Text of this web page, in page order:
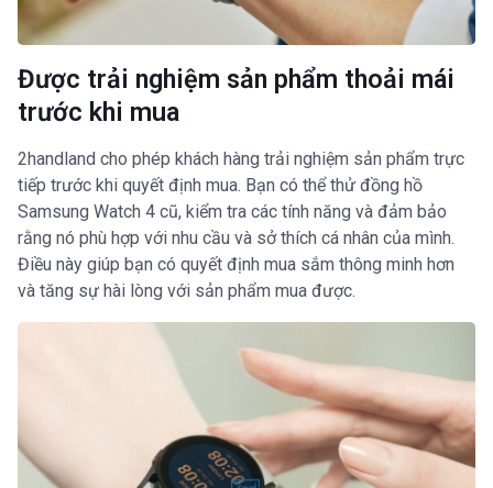
Được trải nghiệm sản phẩm thoải mái
trước khi mua
2handland cho phép khách hàng trải nghiệm sản phẩm trực
tiếp trước khi quyết định mua. Bạn có thể thử đồng hồ
Samsung Watch 4 cũ, kiểm tra các tính năng và đảm bảo
rằng nó phù hợp với nhu cầu và sở thích cá nhân của mình.
Điều này giúp bạn có quyết định mua sắm thông minh hơn
và tăng sự hài lòng với sản phẩm mua được.